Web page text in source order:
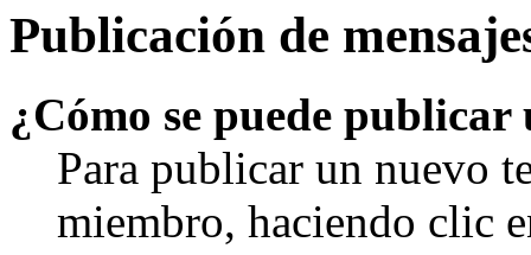
Publicación de
¿Cómo se puede
Para publicar un nuevo
miembro, haciendo clic